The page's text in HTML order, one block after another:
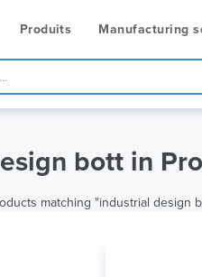
Produits Manufacturing
bott in
matching "industrial design